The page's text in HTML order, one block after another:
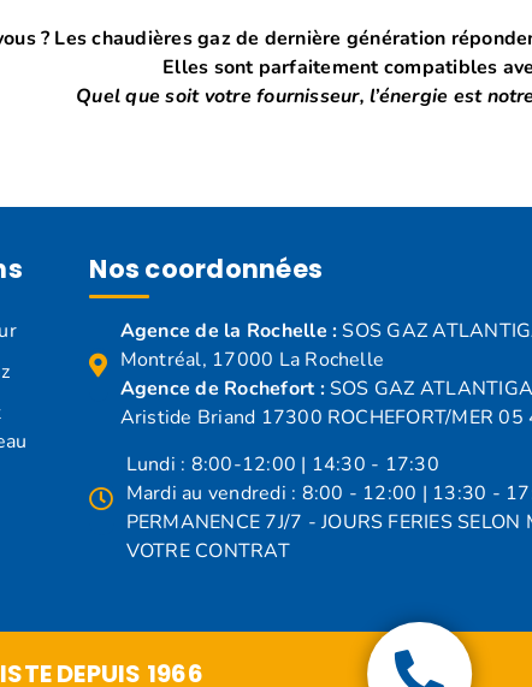
? Les chaudières gaz de dernière génération
Elles sont parfaitement compatibles
Quel que soit votre fournisseur, l’énergie est
Nos coordonnées
Agence de la Rochelle :SOS GAZ
Montréal, 17000 La Rochelle
Agence de Rochefort :SOS GAZ
Aristide Briand 17300 ROCHEFORT/MER
Lundi : 8:00-12:00 | 14:30 - 17:30
Mardi au vendredi : 8:00 - 12:00 | 13:30 -
PERMANENCE 7J/7 - JOURS FERIES SELON
VOTRE CONTRAT
DEPUIS 1966